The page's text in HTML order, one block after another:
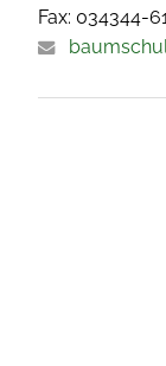
Fax: 034344-